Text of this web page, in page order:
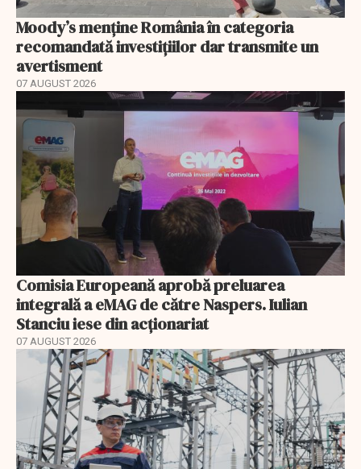
Moody’s menține România în categoria
recomandată investițiilor dar transmite un
avertisment
07 AUGUST 2026
Comisia Europeană aprobă preluarea
integrală a eMAG de către Naspers. Iulian
Stanciu iese din acționariat
07 AUGUST 2026